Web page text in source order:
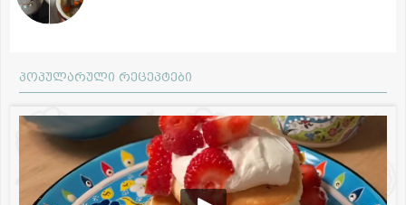
პოპულარული რეცეპტები